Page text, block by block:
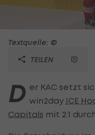
Textquelle: ©
TEILEN
D er KAC setzt
win2day ICE
Capitals mit 2:1